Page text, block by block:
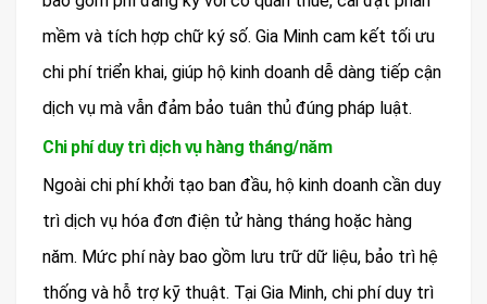
mềm và tích hợp chữ ký số. Gia Minh cam kết tối ưu
chi phí triển khai, giúp hộ kinh doanh dễ dàng tiếp cận
dịch vụ mà vẫn đảm bảo tuân thủ đúng pháp luật.
Chi phí duy trì dịch vụ hàng tháng/năm
Ngoài chi phí khởi tạo ban đầu, hộ kinh doanh cần duy
trì dịch vụ hóa đơn điện tử hàng tháng hoặc hàng
năm. Mức phí này bao gồm lưu trữ dữ liệu, bảo trì hệ
thống và hỗ trợ kỹ thuật. Tại Gia Minh, chi phí duy trì